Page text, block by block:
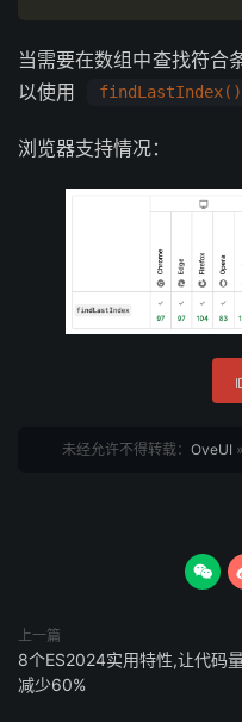
当需要在数组中查找符合
以使用
findLastIndex()
浏览器支持情况：
未经允许不得转载： OveUI »

上一篇
8个ES2024实用特性,让代码
减少60%